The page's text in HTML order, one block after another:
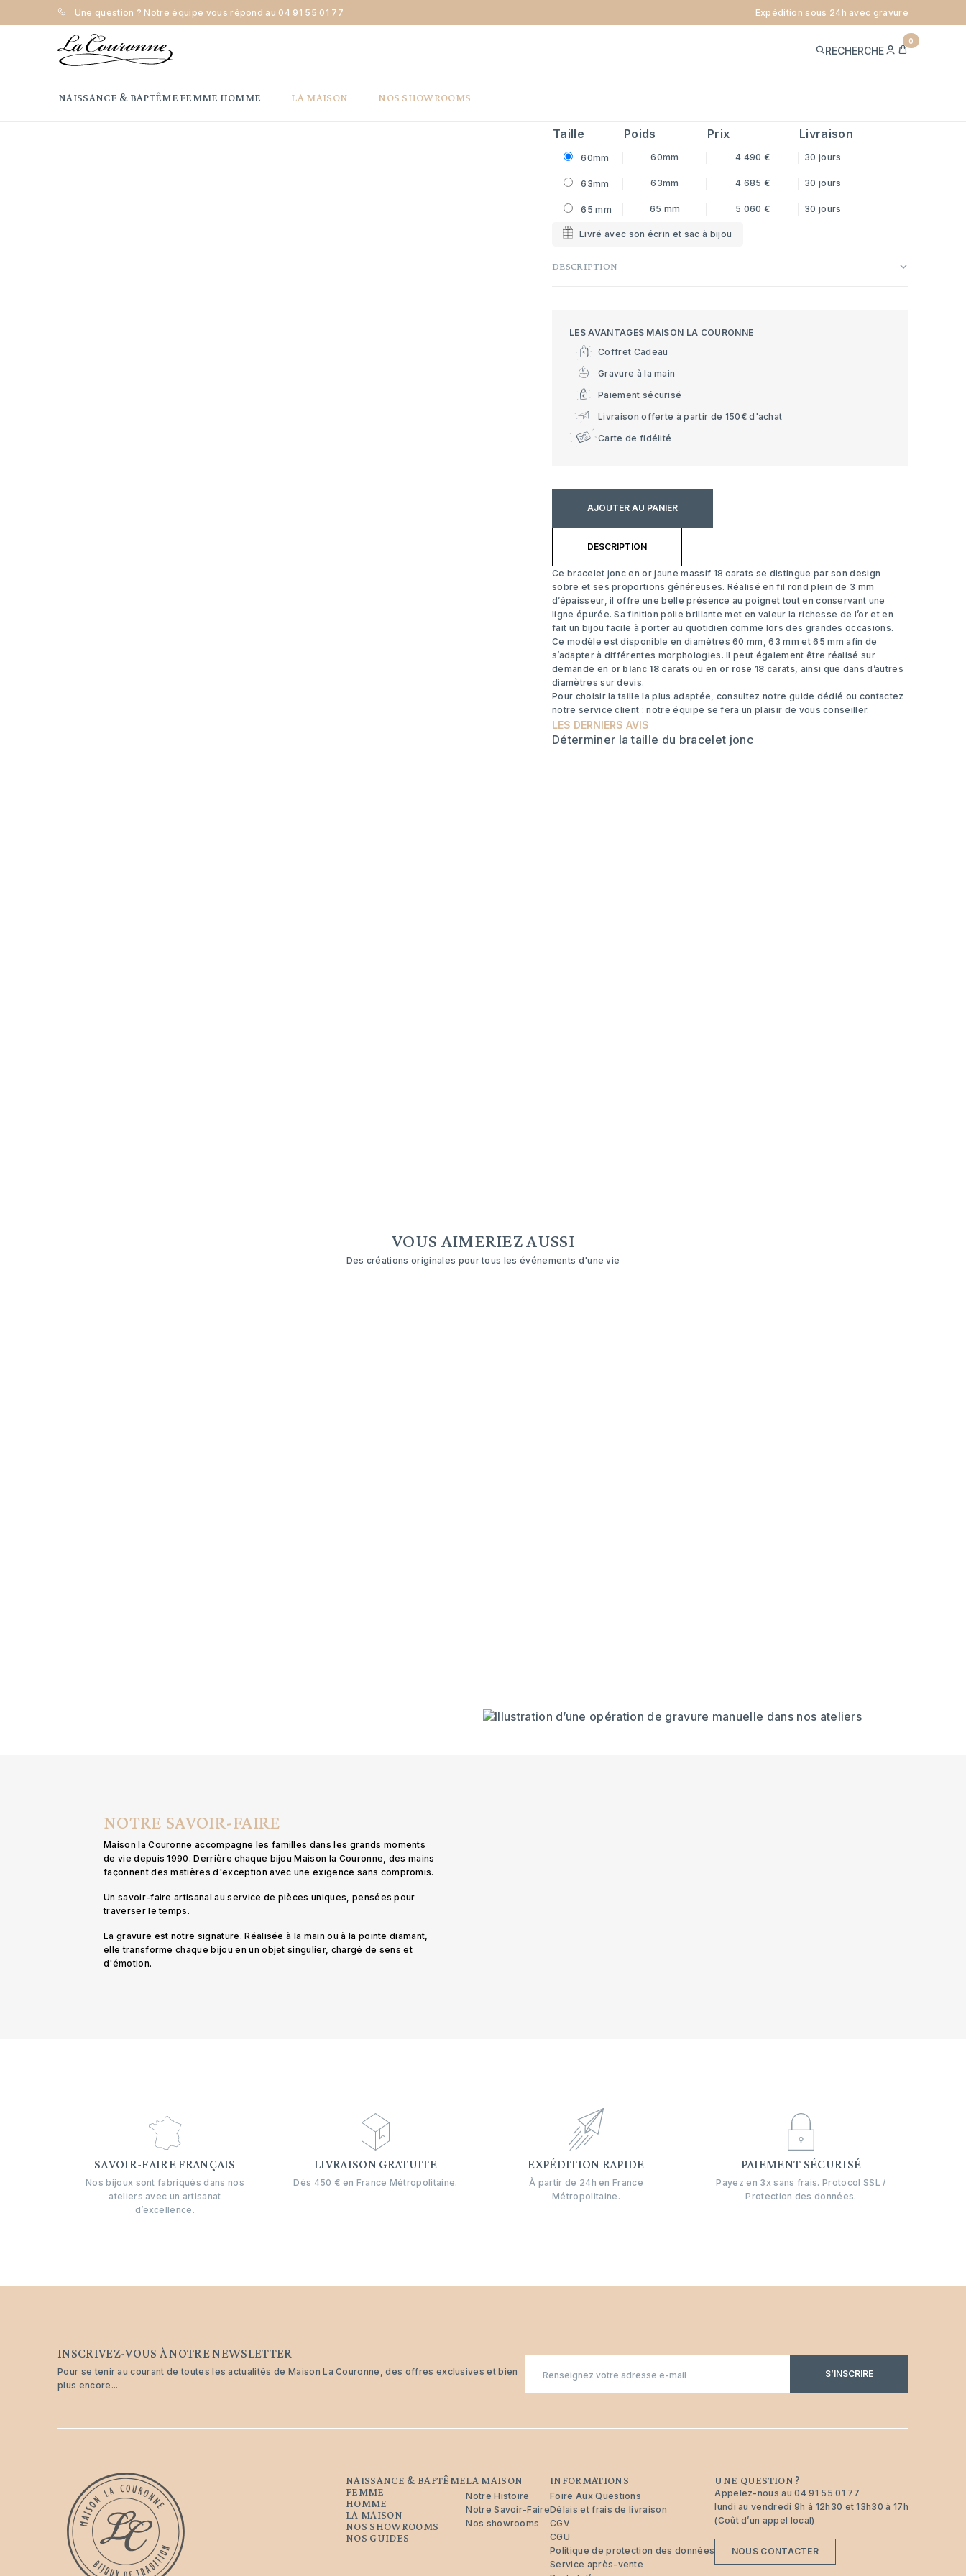
Une question ? Notre équipe vous répond au 04 91 55 01 77 Expédition sous 24h avec gravure
RECHERCHE
MEPANIER
0
NAISSANCE & BAPTÊME FEMME HOMME LA MAISON NOS SHOWROOMS
Accueil Femme Bracelet Bracelet jonc Maison la Couronne Bracelet jonc massif - fil 3mm - or jaune 18 carats
BRACELET JONC MASSIF - FIL 3MM - OR
Taille Poids Prix Livraison
60mm 60mm 4 490 € 30 jours
63mm 63mm 4 685 € 30 jours
65 mm 65 mm 5 060 € 30 jours
Livré avec son écrin et sac à bijou
DESCRIPTION
LES AVANTAGES MAISON LA COURONNE
Coffret Cadeau
Gravure à la main
Paiement sécurisé
Livraison offerte à partir de 150€ d'achat
Carte de fidélité
AJOUTER AU PANIER
DESCRIPTION
Ce bracelet jonc en or jaune massif 18 carats se distingue par son design
sobre et ses proportions généreuses. Réalisé en fil rond plein de 3 mm
d’épaisseur, il offre une belle présence au poignet tout en conservant une
ligne épurée. Sa finition polie brillante met en valeur la richesse de l’or et en
fait un bijou facile à porter au quotidien comme lors des grandes occasions.
Ce modèle est disponible en diamètres 60 mm, 63 mm et 65 mm afin de
s’adapter à différentes morphologies. Il peut également être réalisé sur
demande en or blanc 18 carats ou en or rose 18 carats, ainsi que dans d’autres
diamètres sur devis.
Pour choisir la taille la plus adaptée, consultez notre guide dédié ou contactez
notre service client : notre équipe se fera un plaisir de vous conseiller.
LES DERNIERS AVIS
Déterminer la taille du bracelet jonc
VOUS AIMERIEZ AUSSI
Des créations originales pour tous les événements d'une vie
NOTRE SAVOIR-FAIRE
Maison la Couronne accompagne les familles dans les grands moments
de vie depuis 1990. Derrière chaque bijou Maison la Couronne, des mains
façonnent des matières d'exception avec une exigence sans compromis.
Un savoir-faire artisanal au service de pièces uniques, pensées pour
traverser le temps.
La gravure est notre signature. Réalisée à la main ou à la pointe diamant,
elle transforme chaque bijou en un objet singulier, chargé de sens et
d'émotion.
SAVOIR-FAIRE FRANÇAIS
Nos bijoux sont fabriqués dans nos
ateliers avec un artisanat
d’excellence.
LIVRAISON GRATUITE
Dès 450 € en France Métropolitaine.
EXPÉDITION RAPIDE
À partir de 24h en France
Métropolitaine.
PAIEMENT SÉCURISÉ
Payez en 3x sans frais. Protocol SSL /
Protection des données.
INSCRIVEZ-VOUS À NOTRE NEWSLETTER
Pour se tenir au courant de toutes les actualités de Maison La Couronne, des offres exclusives et bien
plus encore...
mail
S’INSCRIRE
NAISSANCE & BAPTÊME
FEMME
HOMME
LA MAISON
NOS SHOWROOMS
NOS GUIDES
LA MAISON
Notre Histoire
Notre Savoir-Faire
Nos showrooms
INFORMATIONS
Foire Aux Questions
Délais et frais de livraison
CGV
CGU
Politique de protection des données
Service après-vente
UNE QUESTION ?
Appelez-nous au04 91 55 01 77
lundi au vendredi 9h à 12h30 et 13h30 à 17h
(Coût d’un appel local)
NOUS CONTACTER